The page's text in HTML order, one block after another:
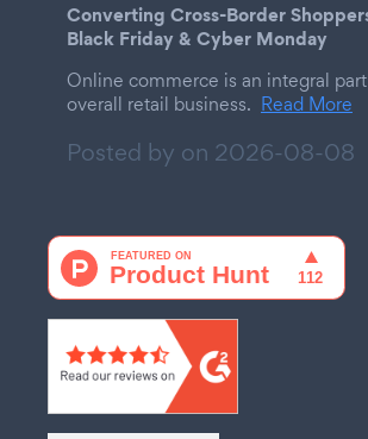
Converting Cross-Border
Black Friday & Cyber Monday
Online commerce is an integral
overall retail business. Read More
Posted by on 2026-08-08